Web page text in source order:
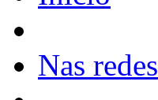
Nas redes